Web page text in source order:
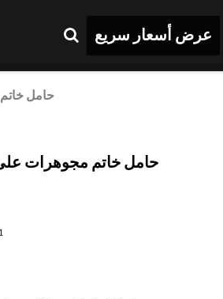
عرض أسعار سريع
حامل
حامل خاتم مجوهرات